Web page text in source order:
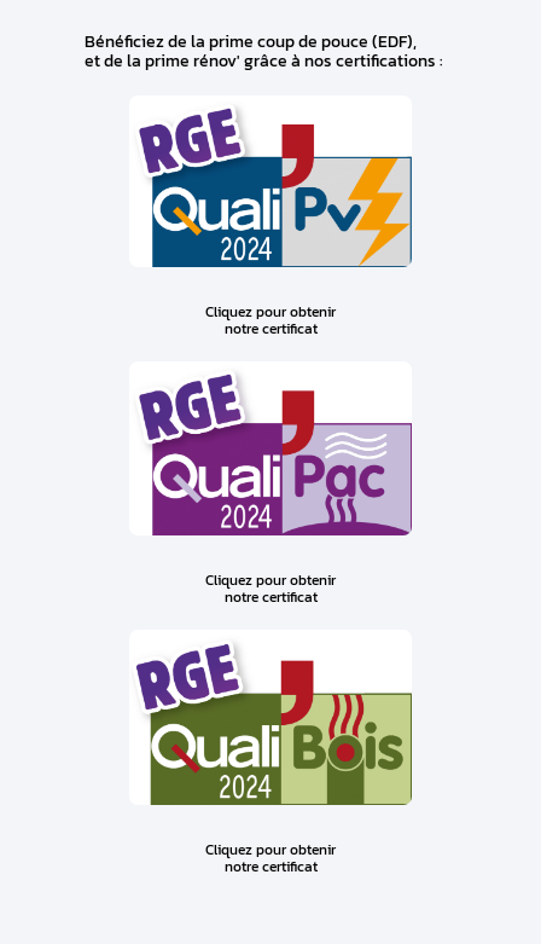
Bénéficiez de la prime coup de pouce (EDF),
et de la prime rénov' grâce à nos certifications :
Cliquez pour obtenir
notre certificat
Cliquez pour obtenir
notre certificat
Cliquez pour obtenir
notre certificat